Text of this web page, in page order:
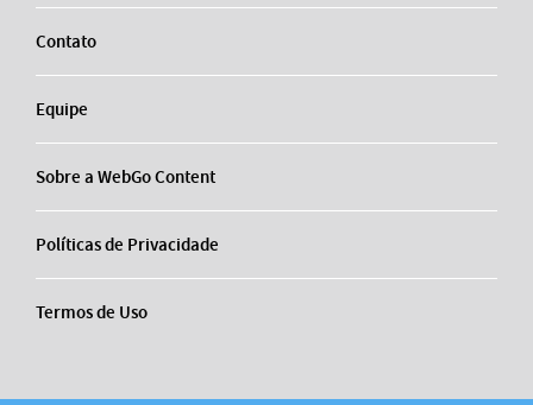
Contato
Equipe
Sobre a WebGo Content
Políticas de Privacidade
Termos de Uso